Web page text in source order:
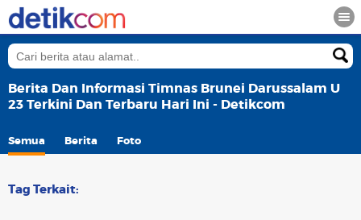
Berita Dan Informasi Timnas Brunei Darussalam U
23 Terkini Dan Terbaru Hari Ini - Detikcom
Semua Berita Foto
Tag Terkait: